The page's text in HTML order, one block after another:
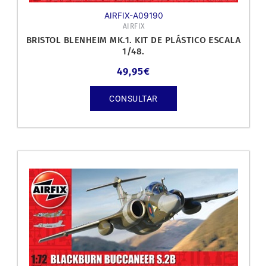
AIRFIX-A09190
AIRFIX
BRISTOL BLENHEIM MK.1. KIT DE PLÁSTICO ESCALA
1/48.
49,95€
CONSULTAR